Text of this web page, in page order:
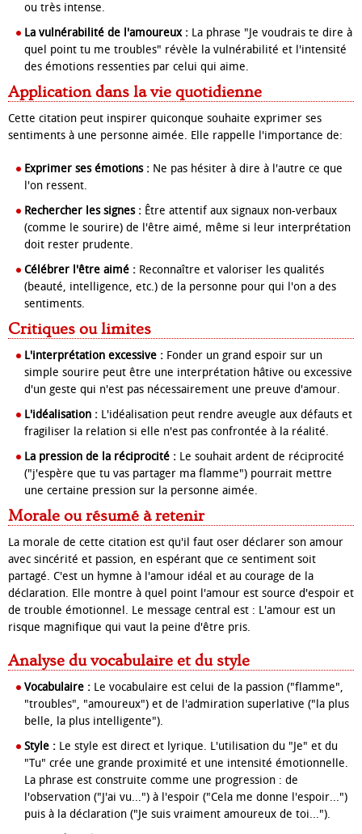
ou très intense.
La vulnérabilité de l'amoureux : La phrase "Je voudrais te dire à
quel point tu me troubles" révèle la vulnérabilité et l'intensité
des émotions ressenties par celui qui aime.
Application dans la vie quotidienne
Cette citation peut inspirer quiconque souhaite exprimer ses
sentiments à une personne aimée. Elle rappelle l'importance de:
Exprimer ses émotions : Ne pas hésiter à dire à l'autre ce que
l'on ressent.
Rechercher les signes : Être attentif aux signaux non-verbaux
(comme le sourire) de l'être aimé, même si leur interprétation
doit rester prudente.
Célébrer l'être aimé : Reconnaître et valoriser les qualités
(beauté, intelligence, etc.) de la personne pour qui l'on a des
sentiments.
Critiques ou limites
L'interprétation excessive : Fonder un grand espoir sur un
simple sourire peut être une interprétation hâtive ou excessive
d'un geste qui n'est pas nécessairement une preuve d'amour.
L'idéalisation : L'idéalisation peut rendre aveugle aux défauts et
fragiliser la relation si elle n'est pas confrontée à la réalité.
La pression de la réciprocité : Le souhait ardent de réciprocité
("j'espère que tu vas partager ma flamme") pourrait mettre
une certaine pression sur la personne aimée.
Morale ou résumé à retenir
La morale de cette citation est qu'il faut oser déclarer son amour
avec sincérité et passion, en espérant que ce sentiment soit
partagé. C'est un hymne à l'amour idéal et au courage de la
déclaration. Elle montre à quel point l'amour est source d'espoir et
de trouble émotionnel. Le message central est : L'amour est un
risque magnifique qui vaut la peine d'être pris.
Analyse du vocabulaire et du style
Vocabulaire : Le vocabulaire est celui de la passion ("flamme",
"troubles", "amoureux") et de l'admiration superlative ("la plus
belle, la plus intelligente").
Style : Le style est direct et lyrique. L'utilisation du "Je" et du
"Tu" crée une grande proximité et une intensité émotionnelle.
La phrase est construite comme une progression : de
l'observation ("J'ai vu...") à l'espoir ("Cela me donne l'espoir...")
puis à la déclaration ("Je suis vraiment amoureux de toi...").